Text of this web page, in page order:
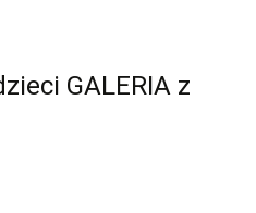
GALERIA z